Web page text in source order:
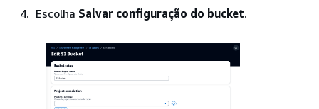
Escolha Salvar configuração do bucket.